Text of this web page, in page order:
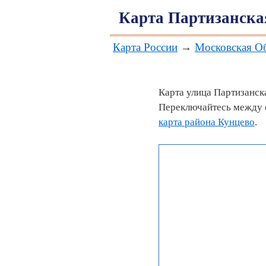
Карта
Карта России → Московская
Карта улица
Переключайтесь между
карта района Кунцево.